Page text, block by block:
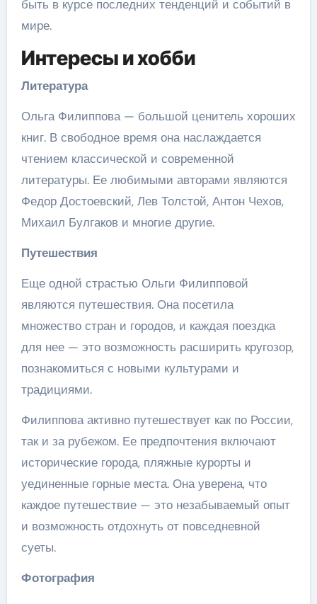
быть в курсе последних тенденций и событий в
мире.
Интересы и хобби
Литература
Ольга Филиппова — большой ценитель хороших
книг. В свободное время она наслаждается
чтением классической и современной
литературы. Ее любимыми авторами являются
Федор Достоевский, Лев Толстой, Антон Чехов,
Михаил Булгаков и многие другие.
Путешествия
Еще одной страстью Ольги Филипповой
являются путешествия. Она посетила
множество стран и городов, и каждая поездка
для нее — это возможность расширить кругозор,
познакомиться с новыми культурами и
традициями.
Филиппова активно путешествует как по России,
так и за рубежом. Ее предпочтения включают
исторические города, пляжные курорты и
уединенные горные места. Она уверена, что
каждое путешествие — это незабываемый опыт
и возможность отдохнуть от повседневной
суеты.
Фотография